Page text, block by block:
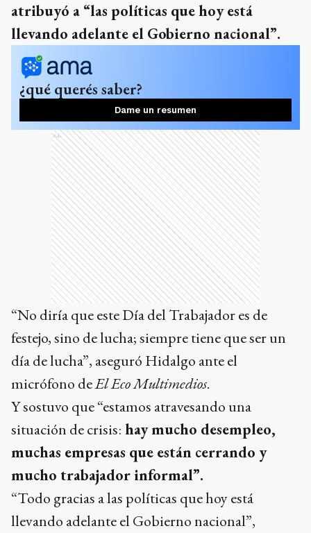
atribuyó a “las políticas que hoy está
llevando adelante el Gobierno nacional”.
¿qué querés saber?
Dame un resumen
Ads
“No diría que este Día del Trabajador es de
festejo, sino de lucha; siempre tiene que ser un
día de lucha”, aseguró Hidalgo ante el
micrófono deEl Eco Multimedios.
Y sostuvo que “estamos atravesando una
situación de crisis: hay mucho desempleo,
muchas empresas que están cerrando y
mucho trabajador informal”.
“Todo gracias a las políticas que hoy está
llevando adelante el Gobierno nacional”,